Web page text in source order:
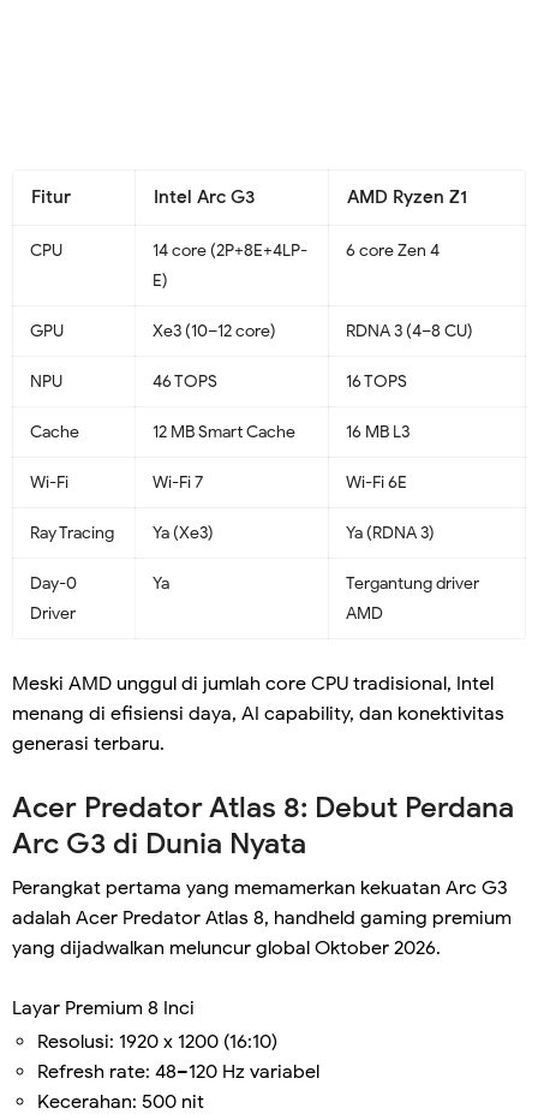
Fitur Intel Arc G3 AMD Ryzen Z1
CPU
14 core (2P+8E+4LP-
E)
6 core Zen 4
GPU Xe3 (10–12 core) RDNA 3 (4–8 CU)
NPU 46 TOPS 16 TOPS
Cache 12 MB Smart Cache 16 MB L3
Wi-Fi Wi-Fi 7 Wi-Fi 6E
Ray Tracing Ya (Xe3) Ya (RDNA 3)
Day-0
Driver
Ya
Tergantung driver
AMD
Meski AMD unggul di jumlah core CPU tradisional, Intel
menang di efisiensi daya, AI capability, dan konektivitas
generasi terbaru.
Acer Predator Atlas 8: Debut Perdana
Arc G3 di Dunia Nyata
Perangkat pertama yang memamerkan kekuatan Arc G3
adalah Acer Predator Atlas 8, handheld gaming premium
yang dijadwalkan meluncur global Oktober 2026.
Layar Premium 8 Inci
Resolusi: 1920 x 1200 (16:10)
Refresh rate: 48–120 Hz variabel
Kecerahan: 500 nit